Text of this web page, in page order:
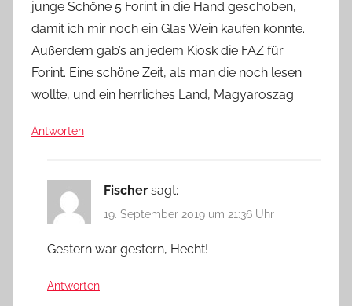
junge Schöne 5 Forint in die Hand geschoben,
damit ich mir noch ein Glas Wein kaufen konnte.
Außerdem gab’s an jedem Kiosk die FAZ für
Forint. Eine schöne Zeit, als man die noch lesen
wollte, und ein herrliches Land, Magyaroszag.
Antworten
Fischer sagt:
19. September 2019 um 21:36 Uhr
Gestern war gestern, Hecht!
Antworten